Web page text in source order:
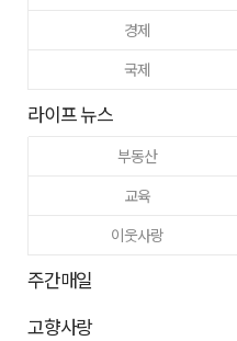
경제
국제
라이프 뉴스
부동산
교육
이웃사랑
주간매일
고향사랑